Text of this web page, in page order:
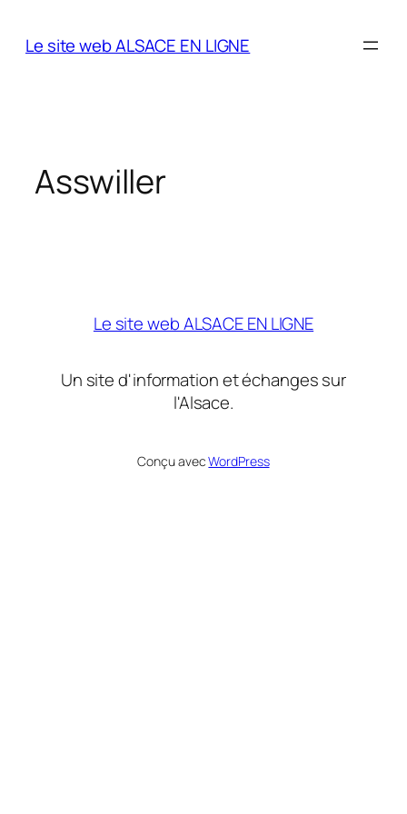
Le site web ALSACE EN LIGNE
Asswiller
Le site web ALSACE EN LIGNE
Un site d'information et échanges sur
l'Alsace.
Conçu avecWordPress